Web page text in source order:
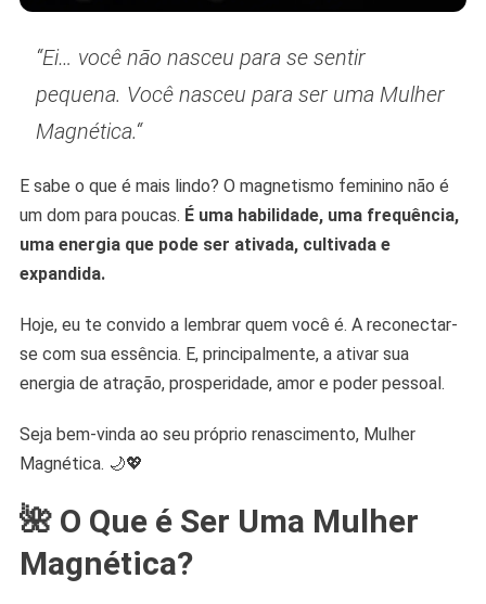
“Ei… você não nasceu para se sentir
pequena. Você nasceu para ser uma Mulher
Magnética.“
E sabe o que é mais lindo? O magnetismo feminino não é
um dom para poucas. É uma habilidade, uma frequência,
uma energia que pode ser ativada, cultivada e
expandida.
Hoje, eu te convido a lembrar quem você é. A reconectar-
se com sua essência. E, principalmente, a ativar sua
energia de atração, prosperidade, amor e poder pessoal.
Seja bem-vinda ao seu próprio renascimento, Mulher
Magnética. 🌙💖
🌺 O Que é Ser Uma Mulher
Magnética?